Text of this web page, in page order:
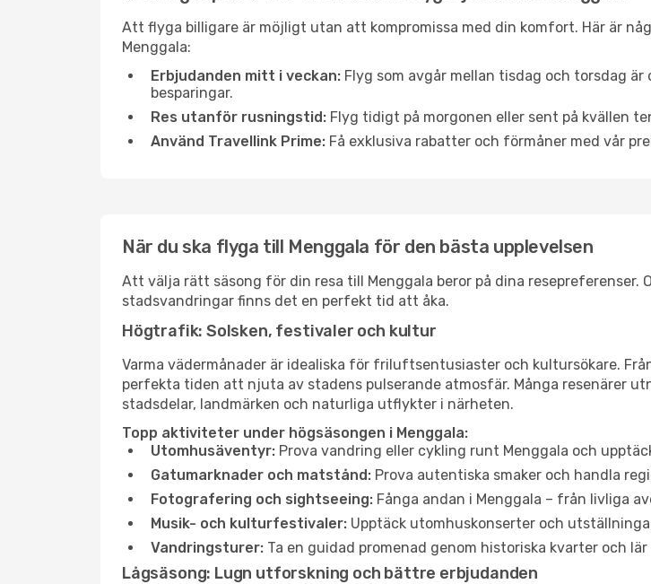
Att flyga billigare är möjligt utan att kompromissa med din komfort. Här är
Menggala:
Erbjudanden mitt i veckan: Flyg som avgår mellan tisdag och torsdag
besparingar.
Res utanför rusningstid: Flyg tidigt på morgonen eller sent på kvällen
Använd Travellink Prime: Få exklusiva rabatter och förmåner med vår
När du ska flyga till Menggala för den bästa upplevelsen
Att välja rätt säsong för din resa till Menggala beror på dina resepreferenser.
stadsvandringar finns det en perfekt tid att åka.
Högtrafik: Solsken, festivaler och kultur
Varma vädermånader är idealiska för friluftsentusiaster och kultursökare.
perfekta tiden att njuta av stadens pulserande atmosfär. Många resenärer
stadsdelar, landmärken och naturliga utflykter i närheten.
Topp aktiviteter under högsäsongen i Menggala:
Utomhusäventyr: Prova vandring eller cykling runt Menggala och
Gatumarknader och matstånd: Prova autentiska smaker och handla
Fotografering och sightseeing: Fånga andan i Menggala – från livliga
Musik- och kulturfestivaler: Upptäck utomhuskonserter och
Vandringsturer: Ta en guidad promenad genom historiska kvarter och
Lågsäsong: Lugn utforskning och bättre erbjudanden